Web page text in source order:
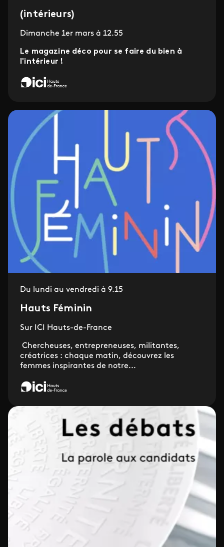
(intérieurs)
Dimanche 1er mars à 12.55
Le magazine déco pour se faire du bien à
l'intérieur !
Du lundi au vendredi à 9.15
Hauts Féminin
Sur ICI Hauts-de-France
Chercheuses, entrepreneuses, militantes,
créatrices : chaque matin, découvrez les
femmes inspirantes de notre...